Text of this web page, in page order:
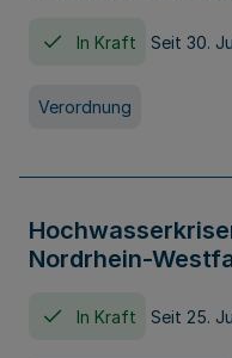
In Kraft Seit 30.
Verordnung
Nordrhein-
In Kraft Seit 25.